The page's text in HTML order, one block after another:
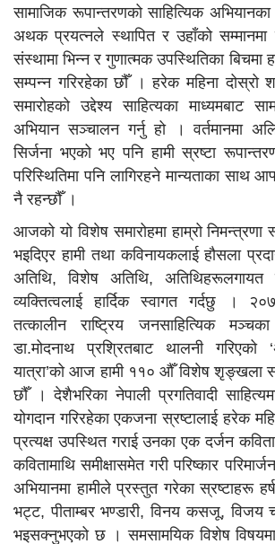
सामाजिक रूपान्तरणको साहित्यिक
अथक प्रयत्नले स्थापित र उहाँको सम्मानमा
संस्थामा भिन्न र गुणात्मक उपस्थितिका बिचमा
सम्पन्न गरिरहेका छौँ । हरेक महिना दोस्रो
समारोहको उद्देश्य साहित्यका माध्यमबाट
अभियान सञ्चालन गर्नु हो । वर्तमानमा
सिर्जना भएको भए पनि हामी स्रष्टा
परिस्थितिमा पनि लागिरहने मान्यताका साथ
नै रहन्छौँ ।
आजको यो विशेष समारोहमा हाम्रो निमन्त्रणा
भइदिएर हामी तथा कविनायकलाई हौसला
अतिथि, विशेष अतिथि,
व्यक्तित्वलाई हार्दिक स्वागत गर्दछु ।
तत्कालीन राष्ट्रिय जनसाहित्यिक
डा.मोदनाथ प्रश्रितबाट थालनी गरिएको
यात्रा’को आज हामी ११० औँ विशेष शृङ्खला
छौँ । देशैभरिका नेपाली प्रगतिवादी
योगदान गरिरहेका एकजना स्रष्टालाई हरेक
प्रत्यक्ष उपस्थित गराई उनका एक दर्जन
कवितामाथि समीक्षासमेत गरी परिष्कार
अभियानमा हामीले प्रस्तुत गरेका स्रष्टाहरू
भट्ट, पीताम्बर भण्डारी, विनय कसजू, विजय
भइसक्नुभएको छ । समसामयिक विशेष